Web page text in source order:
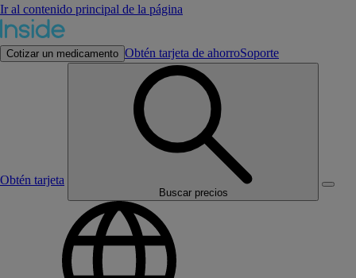
Ir al contenido principal de la página
Cotizar un medicamento Obtén tarjeta de ahorroSoporte
Obtén tarjeta
Buscar precios